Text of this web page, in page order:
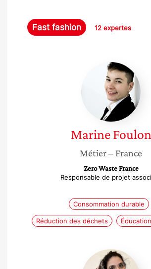
Fast fashion 12 expertes
Marine
Foulon
Marine Foulon
Métier– France
Zero Waste France
Responsable de projet
Consommation durable
Réduction des déchets
Salma